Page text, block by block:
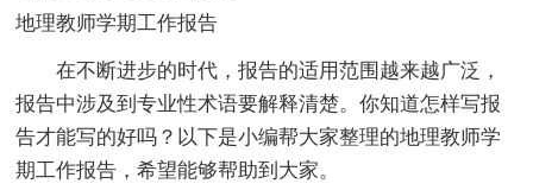
地理教师学期工作报告
在不断进步的时代，报告的适用范围越来越广泛，
报告中涉及到专业性术语要解释清楚。你知道怎样写报
告才能写的好吗？以下是小编帮大家整理的地理教师学
期工作报告，希望能够帮助到大家。